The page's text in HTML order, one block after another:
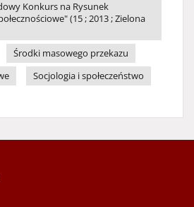
Konkurs na Rysunek
(15 ; 2013 ; Zielona
Środki masowego przekazu
Socjologia i społeczeństwo